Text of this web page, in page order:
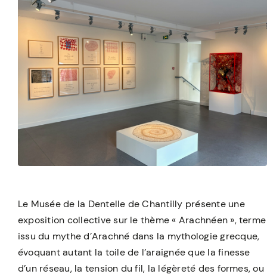
Le Musée de la Dentelle de Chantilly présente une
exposition collective sur le thème « Arachnéen », terme
issu du mythe d’Arachné dans la mythologie grecque,
évoquant autant la toile de l’araignée que la finesse
d’un réseau, la tension du fil, la légèreté des formes, ou